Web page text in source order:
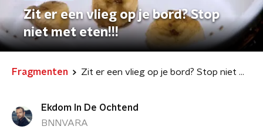
Zit er een vlieg op je bord? Stop
niet met eten!!!
Fragmenten Zit er een vlieg op je bord? Stop niet met eten!!!
Ekdom In De Ochtend
BNNVARA